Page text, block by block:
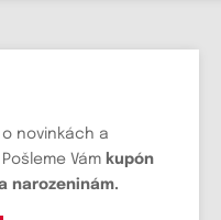
novinkách a
Vám kupón
narozeninám.